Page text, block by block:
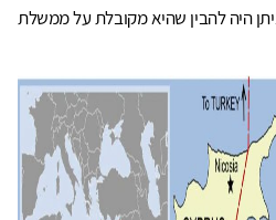
היה להבין שהיא מקובלת על ממשלת